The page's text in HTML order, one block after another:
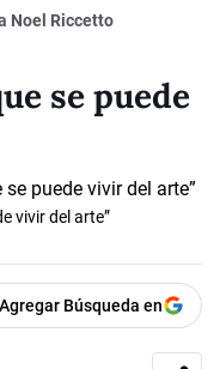
Noel Riccetto
se puede
vivir del arte”
Agregar Búsqueda en